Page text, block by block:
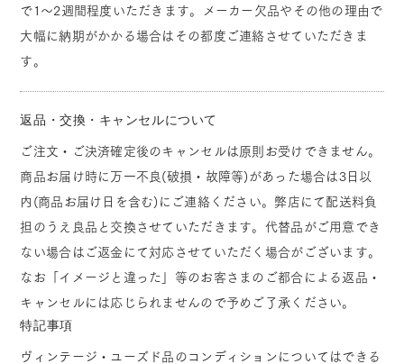
で1～2週間程度いただきます。メーカー欠品やその他の理由で
大幅に納期がかかる場合はその都度ご連絡させていただきま
す。
返品・交換・キャンセルについて
ご注文・ご決済確定後のキャンセルは原則お受けできません。
商品お届け時に万一不良(破損・故障等)があった場合は3日以
内(商品お届け日を含む)にご連絡ください。弊店にて配送料負
担のうえ良品と交換させていただきます。代替品がご用意でき
ない場合はご返金にて対応させていただく場合がございます。
なお「イメージと違った」等のお客さまのご都合による返品・
キャンセルには応じられませんので予めご了承ください。
特記事項
ヴィンテージ・ユーズド品のコンディションについてはできる